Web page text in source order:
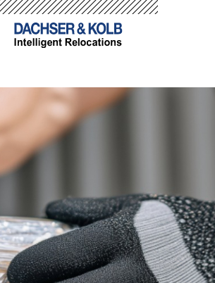
-->-->